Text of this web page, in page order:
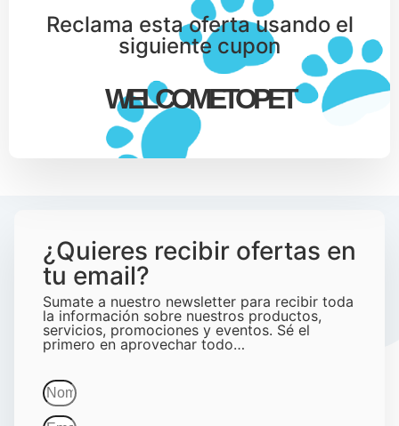
Reclama esta oferta usando el
siguiente cupon
WELCOMETOPET
¿Quieres recibir ofertas en
tu email?
Sumate a nuestro newsletter para recibir toda
la información sobre nuestros productos,
servicios, promociones y eventos. Sé el
primero en aprovechar todo…